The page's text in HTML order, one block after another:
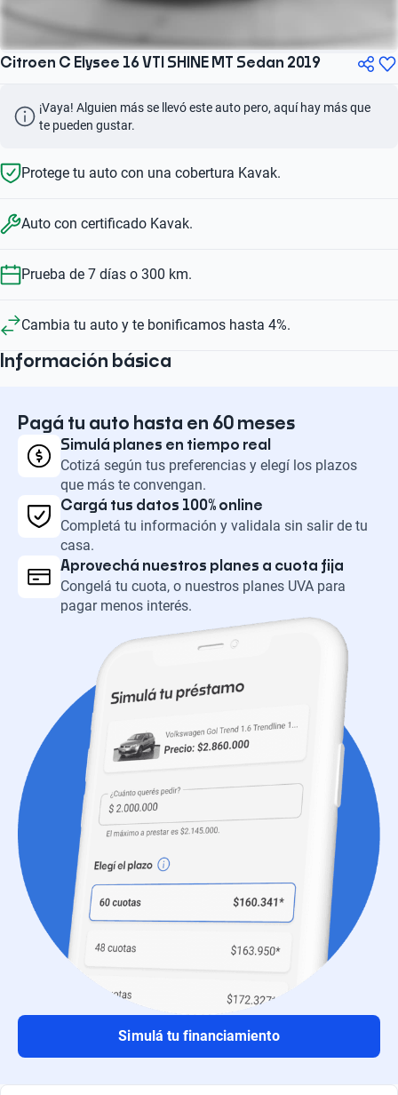
Citroen C Elysee 16 VTI SHINE MT Sedan 2019
¡Vaya! Alguien más se llevó este auto pero, aquí hay más que
te pueden gustar.
Protege tu auto con una cobertura Kavak.
Auto con certificado Kavak.
Prueba de 7 días o 300 km.
Cambia tu auto y te bonificamos hasta 4%.
Información básica
Pagá tu auto hasta en 60 meses
Simulá planes en tiempo real
Cotizá según tus preferencias y elegí los plazos
que más te convengan.
Cargá tus datos 100% online
Completá tu información y validala sin salir de tu
casa.
Aprovechá nuestros planes a cuota fija
Congelá tu cuota, o nuestros planes UVA para
pagar menos interés.
Simulá tu financiamiento